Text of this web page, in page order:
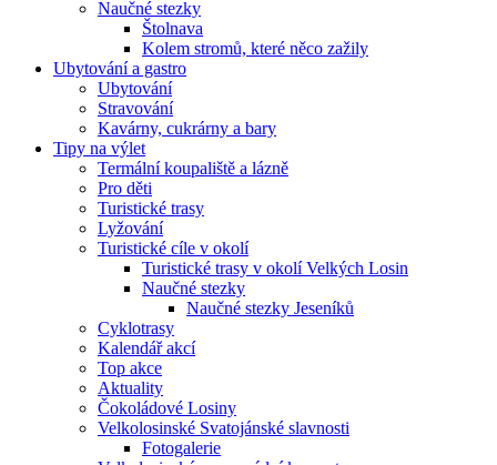
Naučné stezky
Štolnava
Kolem stromů, které něco zažily
Ubytování a gastro
Ubytování
Stravování
Kavárny, cukrárny a bary
Tipy na výlet
Termální koupaliště a lázně
Pro děti
Turistické trasy
Lyžování
Turistické cíle v okolí
Turistické trasy v okolí Velkých Losin
Naučné stezky
Naučné stezky Jeseníků
Cyklotrasy
Kalendář akcí
Top akce
Aktuality
Čokoládové Losiny
Velkolosinské Svatojánské slavnosti
Fotogalerie